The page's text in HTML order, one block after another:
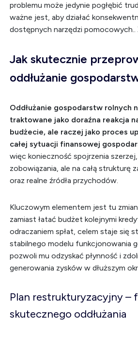
problemu może jedynie pogłębić
ważne jest, aby działać
dostępnych narzędzi pomocowych..
Jak skutecznie
oddłużanie
Oddłużanie gospodarstw rolnych
traktowane jako doraźna reakcja
budżecie, ale raczej jako proces
całej sytuacji finansowej
więc konieczność spojrzenia
zobowiązania, ale na całą strukturę
oraz realne źródła przychodów.
Kluczowym elementem jest tu
zamiast łatać budżet kolejnymi
odraczaniem spłat, celem staje się
stabilnego modelu funkcjonowania
pozwoli mu odzyskać płynność i
generowania zysków w dłuższym
Plan restrukturyzacyjny –
skutecznego oddłużania